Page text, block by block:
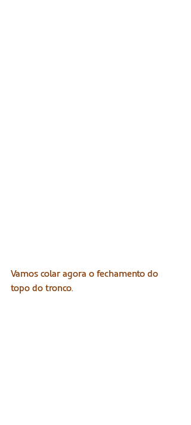
Vamos colar agora o fechamento do
topo do tronco.